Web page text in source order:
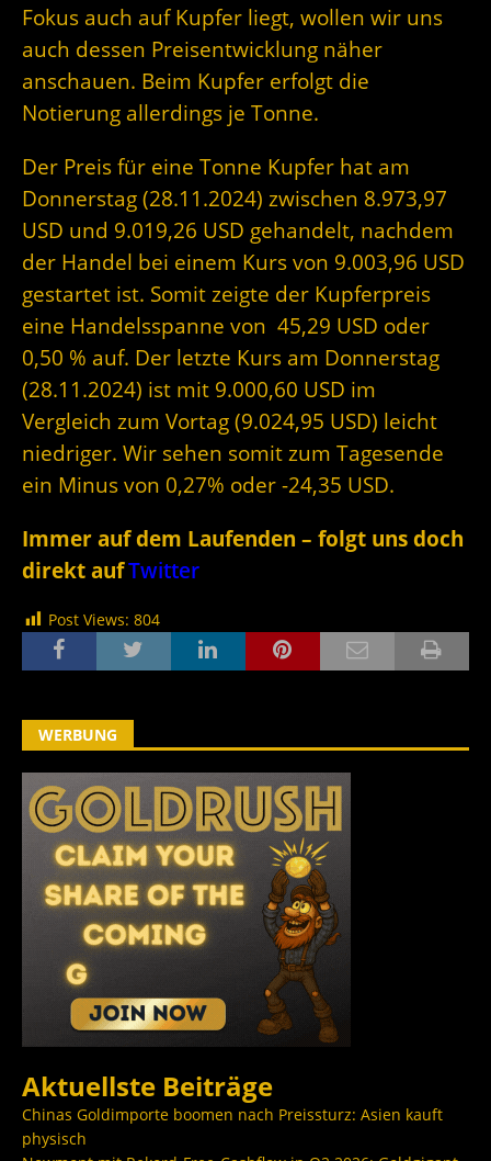
Fokus auch auf Kupfer liegt, wollen wir uns
auch dessen Preisentwicklung näher
anschauen. Beim Kupfer erfolgt die
Notierung allerdings je Tonne.
Der Preis für eine Tonne Kupfer hat am
Donnerstag (28.11.2024) zwischen 8.973,97
USD und 9.019,26 USD gehandelt, nachdem
der Handel bei einem Kurs von 9.003,96 USD
gestartet ist. Somit zeigte der Kupferpreis
eine Handelsspanne von 45,29 USD oder
0,50 % auf. Der letzte Kurs am Donnerstag
(28.11.2024) ist mit 9.000,60 USD im
Vergleich zum Vortag (9.024,95 USD) leicht
niedriger. Wir sehen somit zum Tagesende
ein Minus von 0,27% oder -24,35 USD.
Immer auf dem Laufenden – folgt uns doch
direkt aufTwitter
Post Views: 804
WERBUNG
Aktuellste Beiträge
Chinas Goldimporte boomen nach Preissturz: Asien kauft
physisch